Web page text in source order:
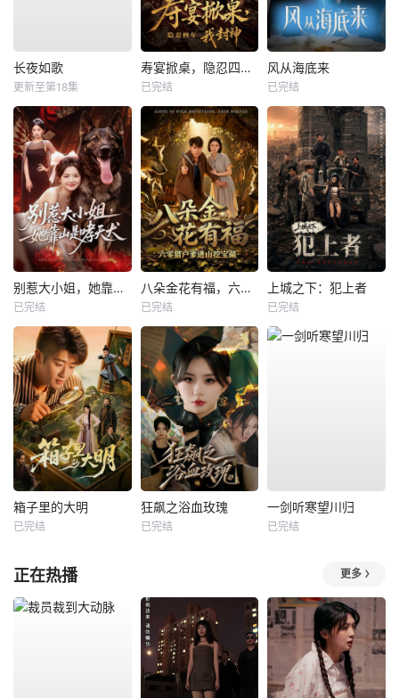
长夜如歌
更新至第18集
寿宴掀桌，隐忍四年我封神
已完结
风从海底来
已完结
别惹大小姐，她靠山是哮天犬
已完结
八朵金花有福，六零猎户爹进山挖宝藏
已完结
上城之下：犯上者
已完结
箱子里的大明
已完结
狂飙之浴血玫瑰
已完结
一剑听寒望川归
已完结
正在热播 更多